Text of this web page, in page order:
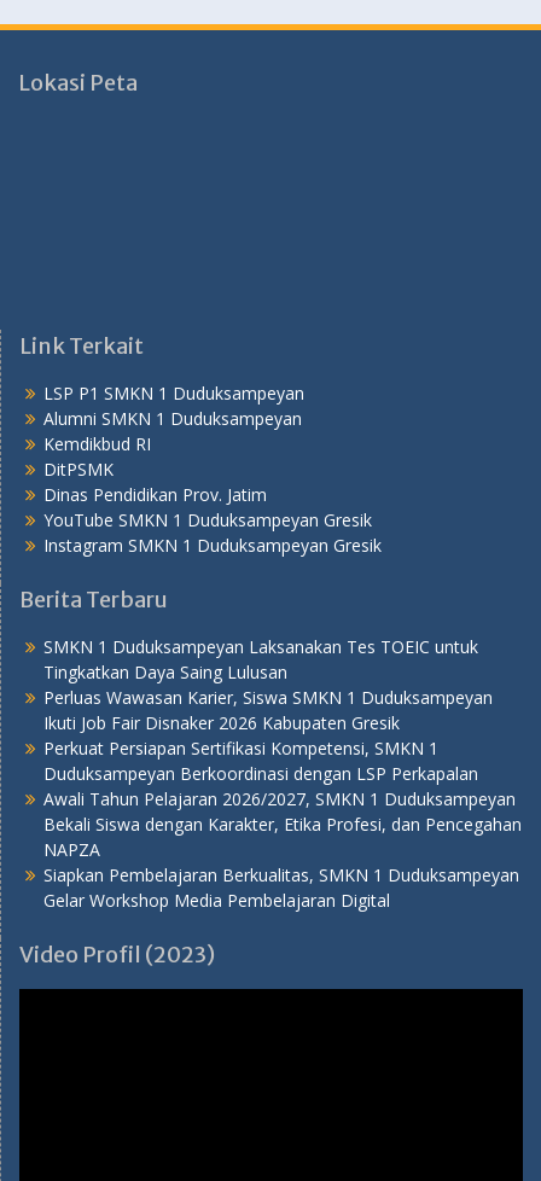
Lokasi Peta
Link Terkait
LSP P1 SMKN 1 Duduksampeyan
Alumni SMKN 1 Duduksampeyan
Kemdikbud RI
DitPSMK
Dinas Pendidikan Prov. Jatim
YouTube SMKN 1 Duduksampeyan Gresik
Instagram SMKN 1 Duduksampeyan Gresik
Berita Terbaru
SMKN 1 Duduksampeyan Laksanakan Tes TOEIC untuk
Tingkatkan Daya Saing Lulusan
Perluas Wawasan Karier, Siswa SMKN 1 Duduksampeyan
Ikuti Job Fair Disnaker 2026 Kabupaten Gresik
Perkuat Persiapan Sertifikasi Kompetensi, SMKN 1
Duduksampeyan Berkoordinasi dengan LSP Perkapalan
Awali Tahun Pelajaran 2026/2027, SMKN 1 Duduksampeyan
Bekali Siswa dengan Karakter, Etika Profesi, dan Pencegahan
NAPZA
Siapkan Pembelajaran Berkualitas, SMKN 1 Duduksampeyan
Gelar Workshop Media Pembelajaran Digital
Video Profil (2023)